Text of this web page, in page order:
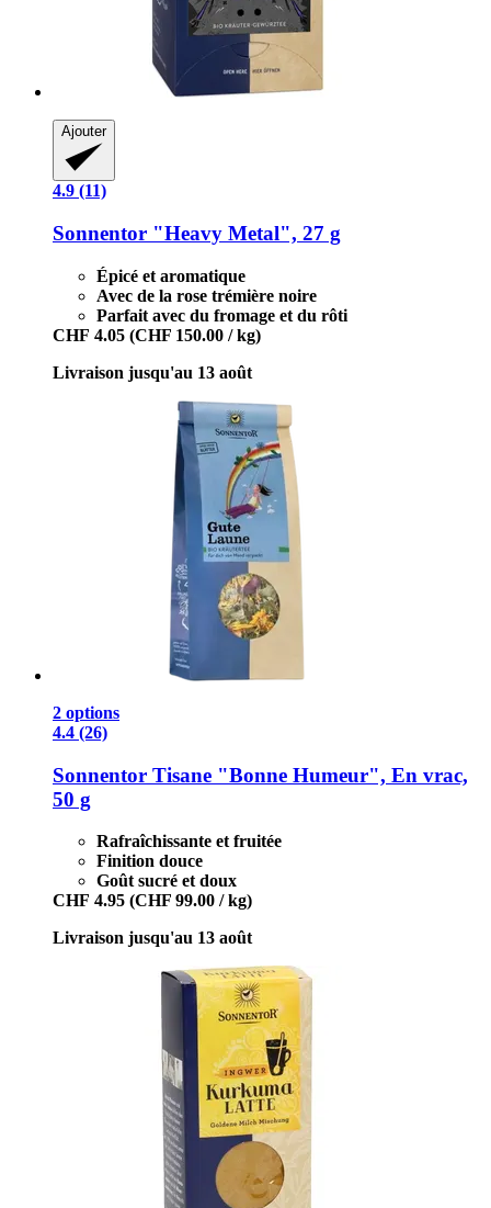
Ajouter
4.9 (11)
Sonnentor "Heavy Metal", 27 g
Épicé et aromatique
Avec de la rose trémière noire
Parfait avec du fromage et du rôti
CHF 4.05 (CHF 150.00 / kg)
Livraison jusqu'au 13 août
2 options
4.4 (26)
Sonnentor Tisane "Bonne Humeur", En vrac,
50 g
Rafraîchissante et fruitée
Finition douce
Goût sucré et doux
CHF 4.95 (CHF 99.00 / kg)
Livraison jusqu'au 13 août